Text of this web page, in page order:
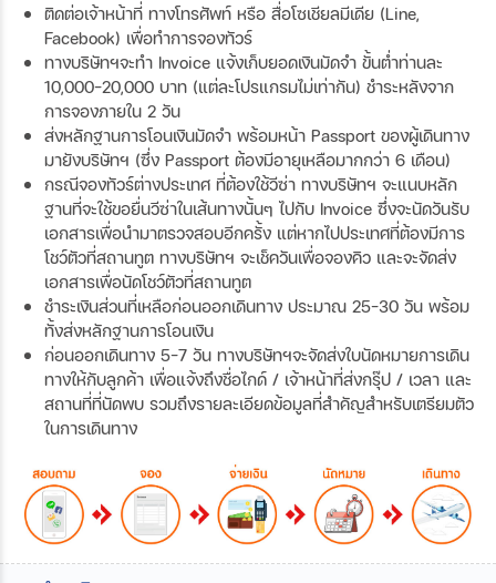
ติดต่อเจ้าหน้าที่ ทางโทรศัพท์ หรือ สื่อโซเชียลมีเดีย (Line,
Facebook) เพื่อทำการจองทัวร์
ทางบริษัทฯจะทำ Invoice แจ้งเก็บยอดเงินมัดจำ ขั้นต่ำท่านละ
10,000-20,000 บาท (แต่ละโปรแกรมไม่เท่ากัน) ชำระหลังจาก
การจองภายใน 2 วัน
ส่งหลักฐานการโอนเงินมัดจำ พร้อมหน้า Passport ของผู้เดินทาง
มายังบริษัทฯ (ซึ่ง Passport ต้องมีอายุเหลือมากกว่า 6 เดือน)
กรณีจองทัวร์ต่างประเทศ ที่ต้องใช้วีซ่า ทางบริษัทฯ จะแนบหลัก
ฐานที่จะใช้ขอยื่นวีซ่าในเส้นทางนั้นๆ ไปกับ Invoice ซึ่งจะนัดวันรับ
เอกสารเพื่อนำมาตรวจสอบอีกครั้ง แต่หากไปประเทศที่ต้องมีการ
โชว์ตัวที่สถานทูต ทางบริษัทฯ จะเช็ควันเพื่อจองคิว และจะจัดส่ง
เอกสารเพื่อนัดโชว์ตัวที่สถานทูต
ชำระเงินส่วนที่เหลือก่อนออกเดินทาง ประมาณ 25-30 วัน พร้อม
ทั้งส่งหลักฐานการโอนเงิน
ก่อนออกเดินทาง 5-7 วัน ทางบริษัทฯจะจัดส่งใบนัดหมายการเดิน
ทางให้กับลูกค้า เพื่อแจ้งถึงชื่อไกด์ / เจ้าหน้าที่ส่งกรุ๊ป / เวลา และ
สถานที่ที่นัดพบ รวมถึงรายละเอียดข้อมูลที่สำคัญสำหรับเตรียมตัว
ในการเดินทาง